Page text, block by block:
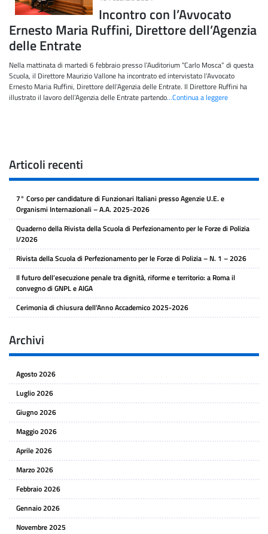
Incontro con l’Avvocato
Ernesto Maria Ruffini, Direttore dell’Agenzia
delle Entrate
Nella mattinata di martedi 6 febbraio presso l’Auditorium “Carlo Mosca” di questa
Scuola, il Direttore Maurizio Vallone ha incontrato ed intervistato l’Avvocato
Ernesto Maria Ruffini, Direttore dell’Agenzia delle Entrate. Il Direttore Ruffini ha
illustrato il lavoro dell’Agenzia delle Entrate partendo…Continua a leggere
Articoli recenti
7° Corso per candidature di Funzionari Italiani presso Agenzie U.E. e
Organismi Internazionali – A.A. 2025-2026
Quaderno della Rivista della Scuola di Perfezionamento per le Forze di Polizia
I/2026
Rivista della Scuola di Perfezionamento per le Forze di Polizia – N. 1 – 2026
Il futuro dell’esecuzione penale tra dignità, riforme e territorio: a Roma il
convegno di GNPL e AIGA
Cerimonia di chiusura dell’Anno Accademico 2025-2026
Archivi
Agosto 2026
Luglio 2026
Giugno 2026
Maggio 2026
Aprile 2026
Marzo 2026
Febbraio 2026
Gennaio 2026
Novembre 2025